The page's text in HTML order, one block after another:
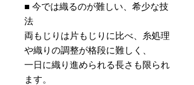
■ 今では織るのが難しい、希少な技
法
両もじりは片もじりに比べ、糸処理
や織りの調整が格段に難しく、
一日に織り進められる長さも限られ
ます。